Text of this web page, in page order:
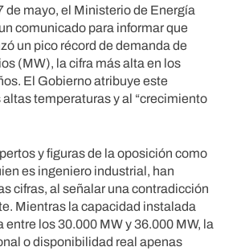
de mayo, el Ministerio de Energía
comunicado para informar que
un pico récord de demanda de
(MW), la cifra más alta en los
El Gobierno atribuye este
temperaturas y al “crecimiento
y figuras de la oposición como
es ingeniero industrial, han
cifras, al señalar una contradicción
Mientras la capacidad instalada
entre los 30.000 MW y 36.000 MW, la
o disponibilidad real apenas